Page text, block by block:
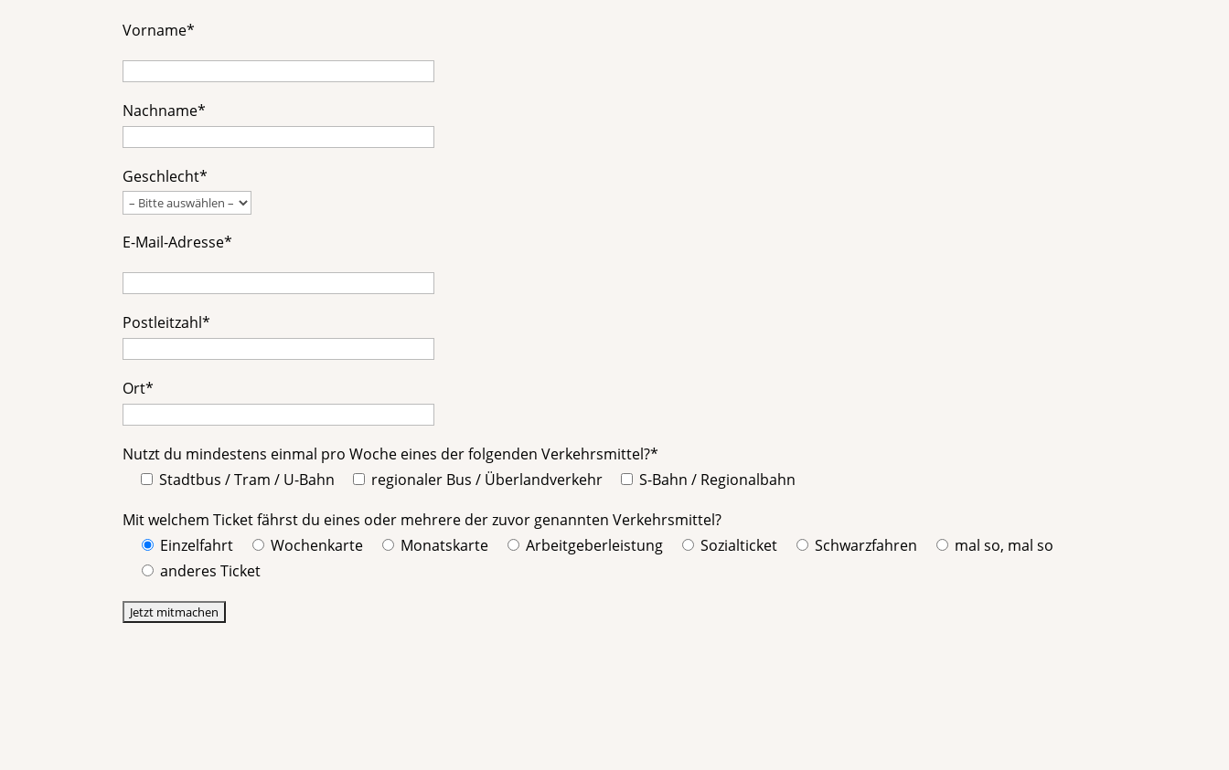
Vorname*
Nachname*
Geschlecht*
E-Mail-Adresse*
Postleitzahl*
Ort*
Nutzt du mindestens einmal pro Woche eines der folgenden Verkehrsmittel?*
Stadtbus / Tram / U-Bahn
regionaler Bus / Überlandverkehr
S-Bahn / Regionalbahn
Mit welchem Ticket fährst du eines oder mehrere der zuvor genannten Verkehrsmittel?
Einzelfahrt
Wochenkarte Monatskarte Arbeitgeberleistung Sozialticket Schwarzfahren
mal so, mal so
anderes Ticket